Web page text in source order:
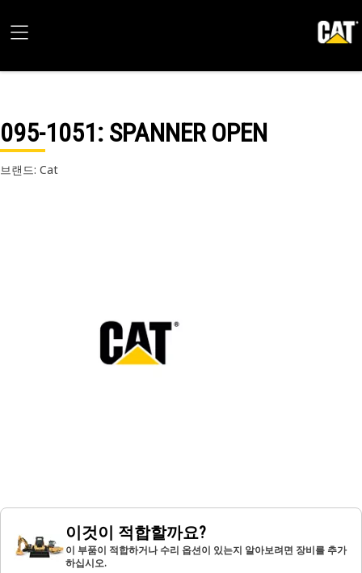
095-1051: SPANNER OPEN
브랜드: Cat
이것이 적합할까요?
이 부품이 적합하거나 수리 옵션이 있는지 알아보려면 장비를 추가
하십시오.